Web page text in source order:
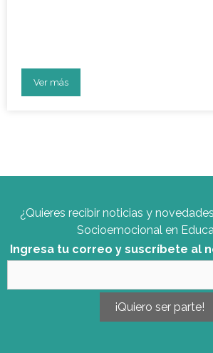
Ver más
¿Quieres recibir noticias y
Socioemocional en
Ingresa tu correo y suscríbete al